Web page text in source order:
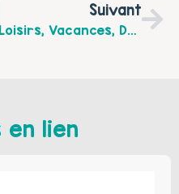
Suivant
Loisirs, Vacances, Découvertes Sportives En Familles Pendant L’été Dans Le Calaisis
lien